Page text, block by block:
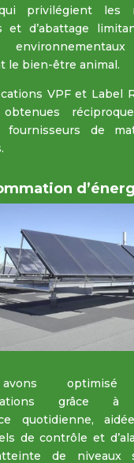
privilégient les
et d’abattage
le bien-être animal.
VPF et Label
fournisseurs de
grâce à
quotidienne,
de contrôle et
de niveaux